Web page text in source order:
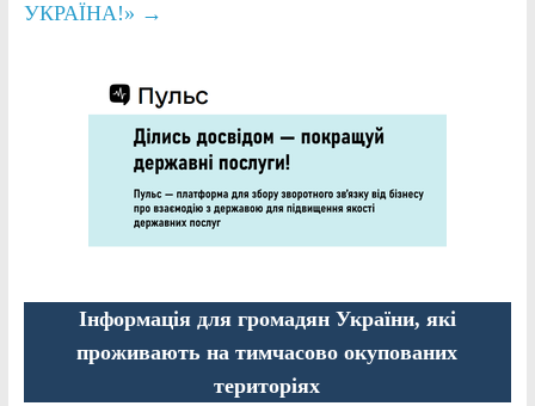
УКРАЇНА!» →
Інформація для громадян України, які
проживають на тимчасово окупованих
територіях